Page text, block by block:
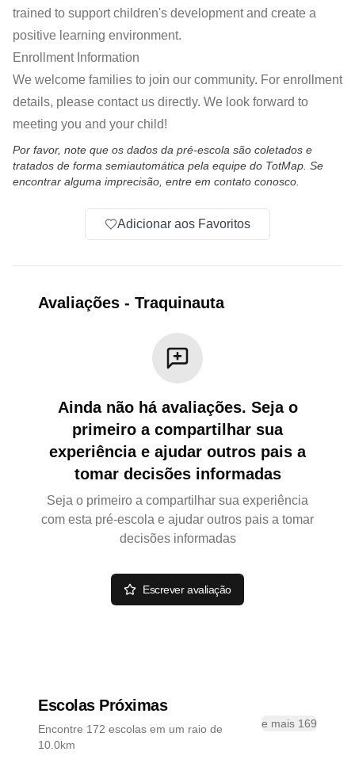
trained to support children's development and create a
positive learning environment.
Enrollment Information
We welcome families to join our community. For enrollment
details, please contact us directly. We look forward to
meeting you and your child!
Por favor, note que os dados da pré-escola são coletados e
tratados de forma semiautomática pela equipe do TotMap. Se
encontrar alguma imprecisão, entre em contato conosco.
Adicionar aos Favoritos
Avaliações - Traquinauta
Ainda não há avaliações. Seja o
primeiro a compartilhar sua
experiência e ajudar outros pais a
tomar decisões informadas
Seja o primeiro a compartilhar sua experiência
com esta pré-escola e ajudar outros pais a tomar
decisões informadas
Escrever avaliação
Escolas Próximas
Encontre 172 escolas em um raio de
10.0km
e mais 169